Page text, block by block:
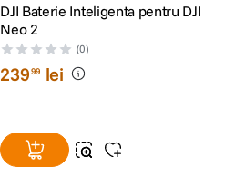
DJI Baterie Inteligenta pentru DJI
Neo 2
(0)
23999 lei